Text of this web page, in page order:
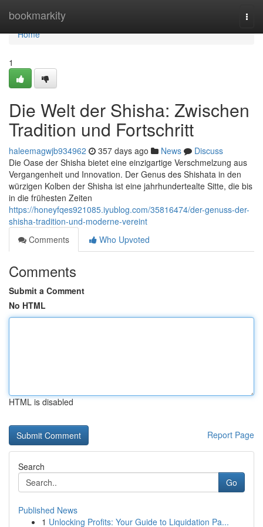
bookmarkity
Home
Home
1
Die Welt der Shisha: Zwischen
Tradition und Fortschritt
haleemagwjb934962 357 days ago News
Discuss
Die Oase der Shisha bietet eine einzigartige Verschmelzung aus
Vergangenheit und Innovation. Der Genus des Shishata in den
würzigen Kolben der Shisha ist eine jahrhundertealte Sitte, die bis
in die frühesten Zeiten
https://honeyfqes921085.iyublog.com/35816474/der-genuss-der-
shisha-tradition-und-moderne-vereint
Comments
Who Upvoted
Comments
Submit a Comment
No HTML
HTML is disabled
Report Page
Search
Go
Published News
1 Unlocking Profits: Your Guide to Liquidation Pa...